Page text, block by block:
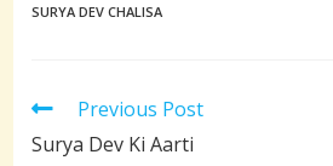
SURYA DEV CHALISA
Read
articles
Previous Post
Surya Dev Ki Aarti